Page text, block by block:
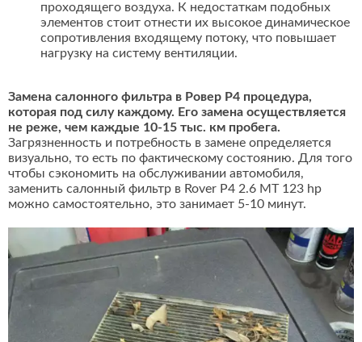
проходящего воздуха. К недостаткам подобных
элементов стоит отнести их высокое динамическое
сопротивления входящему потоку, что повышает
нагрузку на систему вентиляции.
Замена салонного фильтра в Ровер Р4 процедура,
которая под силу каждому. Его замена осуществляется
не реже, чем каждые 10-15 тыс. км пробега.
Загрязненность и потребность в замене определяется
визуально, то есть по фактическому состоянию. Для того
чтобы сэкономить на обслуживании автомобиля,
заменить салонный фильтр в Rover P4 2.6 MT 123 hp
можно самостоятельно, это занимает 5-10 минут.